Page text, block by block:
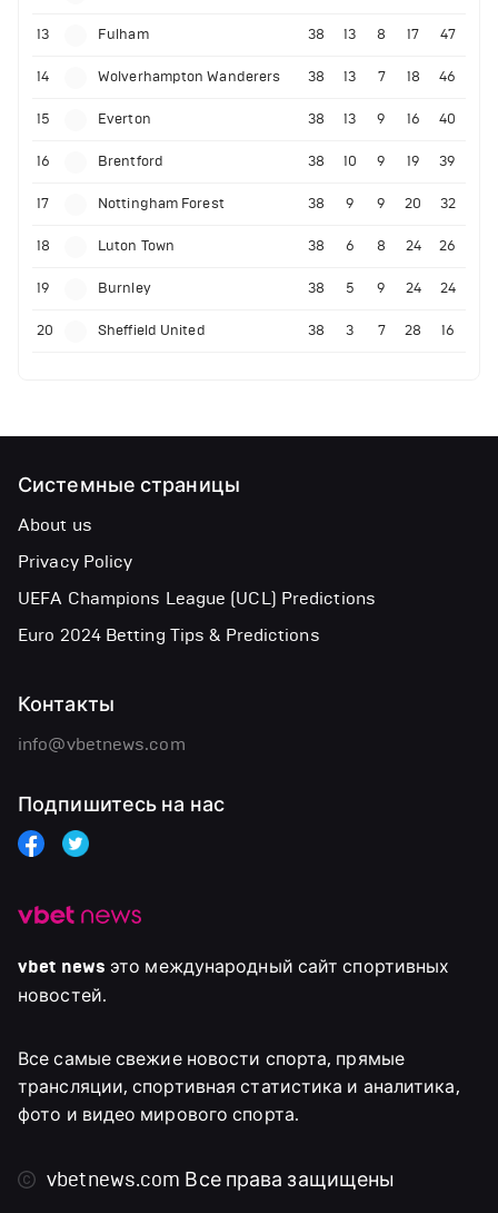
13 Fulham 38 13 8 17 47
14 Wolverhampton Wanderers 38 13 7 18 46
15 Everton 38 13 9 16 40
16 Brentford 38 10 9 19 39
17 Nottingham Forest 38 9 9 20 32
18 Luton Town 38 6 8 24 26
19 Burnley 38 5 9 24 24
20 Sheffield United 38 3 7 28 16
vbet news это международный сайт спортивных
новостей.
Все самые свежие новости спорта, прямые
трансляции, спортивная статистика и аналитика,
фото и видео мирового спорта.
vbetnews.com Все права защищены
Системные страницы
About us
Privacy Policy
UEFA Champions League (UCL) Predictions
Euro 2024 Betting Tips & Predictions
Контакты
info@vbetnews.com
Подпишитесь на нас